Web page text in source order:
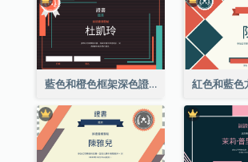
藍色和橙色框架深色證書